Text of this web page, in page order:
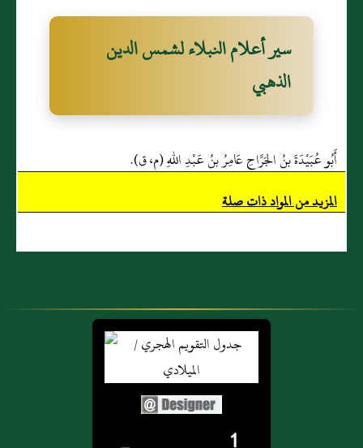
سير أعلام النبلاء لشمس الدين
الذهبي
أَبُو عُبَيْدَةَ بنُ الجَرَّاحِ عَامِرُ بنُ عَبْدِ اللهِ (م، ق).
المزيد من المواد ذات صلة